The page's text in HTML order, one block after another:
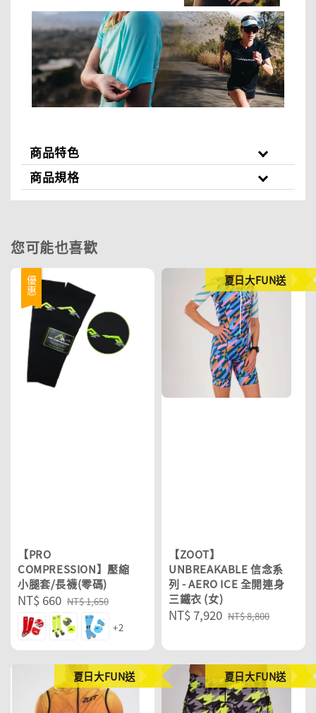
商品特色
商品規格
您可能也喜歡
優惠
【PRO
COMPRESSION】壓縮
小腿套/長襪(零碼)
Sale
price
NT$ 660 Regular
price
NT$ 1,650
+2
夏日大FUN送
【ZOOT】
UNBREAKABLE 信念系
列 - AERO ICE 全開連身
三鐵衣 (女)
Sale
NT$ 7,920 Regular
NT$ 8,800
夏日大FUN送 夏日大FUN送